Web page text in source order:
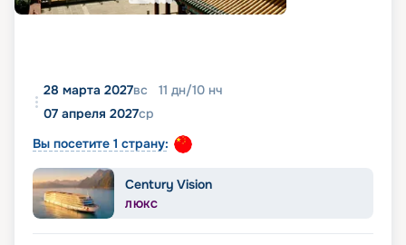
28 марта 2027вс 11 дн/10 нч
07 апреля 2027ср
Вы посетите 1 страну:
Century Vision
ЛЮКС